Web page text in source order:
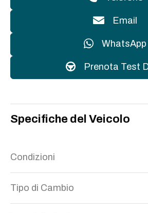
Email
WhatsApp
Prenota Test
Specifiche del Veicolo
Condizioni
Tipo di Cambio